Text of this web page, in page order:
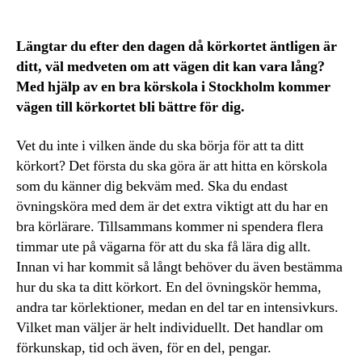
Längtar du efter den dagen då körkortet äntligen är
ditt, väl medveten om att vägen dit kan vara lång?
Med hjälp av en bra körskola i Stockholm kommer
vägen till körkortet bli bättre för dig.
Vet du inte i vilken ände du ska börja för att ta ditt
körkort? Det första du ska göra är att hitta en körskola
som du känner dig bekväm med. Ska du endast
övningsköra med dem är det extra viktigt att du har en
bra körlärare. Tillsammans kommer ni spendera flera
timmar ute på vägarna för att du ska få lära dig allt.
Innan vi har kommit så långt behöver du även bestämma
hur du ska ta ditt körkort. En del övningskör hemma,
andra tar körlektioner, medan en del tar en intensivkurs.
Vilket man väljer är helt individuellt. Det handlar om
förkunskap, tid och även, för en del, pengar.